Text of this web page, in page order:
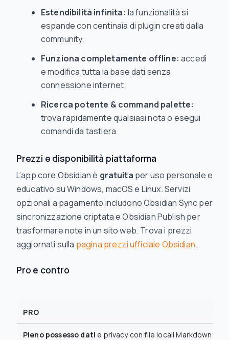
Estendibilità infinita: la funzionalità si
espande con centinaia di plugin creati dalla
community.
Funziona completamente offline: accedi
e modifica tutta la base dati senza
connessione internet.
Ricerca potente & command palette:
trova rapidamente qualsiasi nota o esegui
comandi da tastiera.
Prezzi e disponibilità piattaforma
L’app core Obsidian è gratuita per uso personale e
educativo su Windows, macOS e Linux. Servizi
opzionali a pagamento includono Obsidian Sync per
sincronizzazione criptata e Obsidian Publish per
trasformare note in un sito web. Trova i prezzi
aggiornati sulla pagina prezzi ufficiale Obsidian.
Pro e contro
PRO
Pieno possesso dati e privacy con file locali Markdown.